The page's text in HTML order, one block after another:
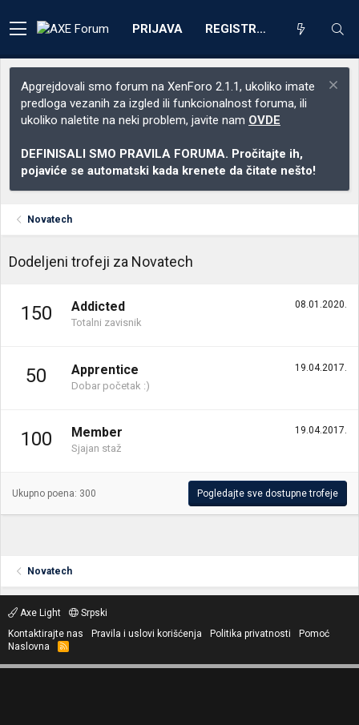
PRIJAVA REGISTRACIJA
Apgrejdovali smo forum na XenForo 2.1.1, ukoliko imate
predloga vezanih za izgled ili funkcionalnost foruma, ili
ukoliko naletite na neki problem, javite nam OVDE
DEFINISALI SMO PRAVILA FORUMA. Pročitajte ih,
pojaviće se automatski kada krenete da čitate nešto!
Novatech
Dodeljeni trofeji za Novatech
150 08.01.2020.
Addicted
Totalni zavisnik
50 19.04.2017.
Apprentice
Dobar početak :)
100 19.04.2017.
Member
Sjajan staž
Ukupno poena: 300 Pogledajte sve dostupne trofeje
Novatech
Axe Light
Srpski
Kontaktirajte nas
Pravila i uslovi korišćenja Politika privatnosti
Pomoć
Naslovna
R
S